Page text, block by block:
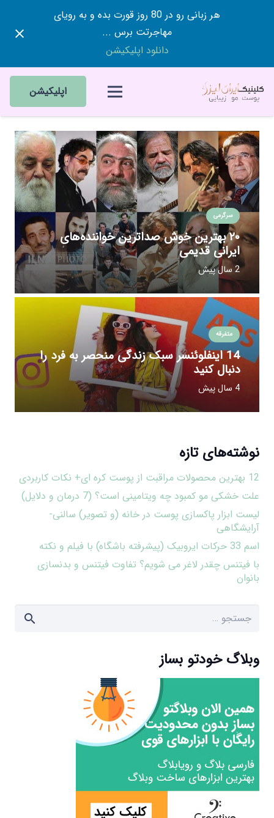
هر زبانی رو در 80 روز قورت بده و به رویای
مهاجرتت برس ...
دانلود اپلیکیشن
اپلیکیشن
سرگرمی
۲۰ بهترین خوش صداترین خواننده‌های
ایرانی قدیمی
2 سال پیش
متفرقه
14 اینفلوئنسر سبک زندگی منحصر به فرد را
دنبال کنید
4 سال پیش
نوشته‌های تازه
12 بهترین محصولات مراقبت از پوست کره ای+ نکات کاربردی
علت خشکی مو کمبود چه ویتامینی است؟ (7 درمان و دلایل)
لیست ابزار پاکسازی پوست در خانه (و تصویر) سالنی-
آرایشگاهی
اسم 33 حرکات ایروبیک (پیشرفته باشگاه) با فیلم و نکته
با فیتنس چقدر لاغر می شویم؟ تفاوت فیتنس و بدنسازی
بانوان
جستجو
وبلاگ خودتو بساز